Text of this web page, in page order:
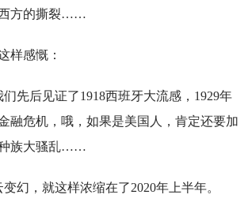
方的撕裂……
样感慨：
先后见证了1918西班牙大流感，1929年
融危机，哦，如果是美国人，肯定还要加
种族大骚乱……
幻，就这样浓缩在了2020年上半年。